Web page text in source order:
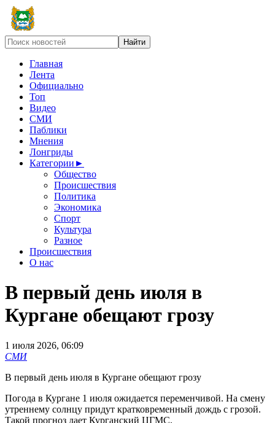
Главная
Лента
Официально
Топ
Видео
СМИ
Паблики
Мнения
Лонгриды
Категории ►
Общество
Происшествия
Политика
Экономика
Спорт
Культура
Разное
Происшествия
О нас
В первый день июля в
Кургане обещают грозу
1 июля 2026, 06:09
СМИ
В первый день июля в Кургане обещают грозу
Погода в Кургане 1 июля ожидается переменчивой. На смену
утреннему солнцу придут кратковременный дождь с грозой.
Такой прогноз дает Курганский ЦГМС.